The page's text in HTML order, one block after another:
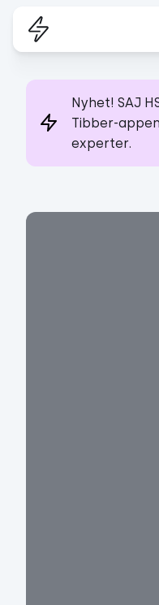
Nyhet! SAJ
Tibber-
experter.